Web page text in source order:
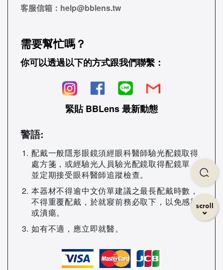
客服信箱： help@bblens.tw
需要幫忙嗎？
你可以透過以下的方式跟我們聯繫：
緊貼 BBLens 最新動態
警語:
配戴一般隱形眼鏡須經眼科醫師驗光配鏡取得
處方箋，或經驗光人員驗光配鏡取得配鏡單，
並定期接受眼科醫師追蹤檢查。
本器材不得逾中文仿單建議之最長配戴時數，
不得重覆配戴，於就寢前務必取下，以免感染
或潰瘍。
如有不適，應立即就醫。